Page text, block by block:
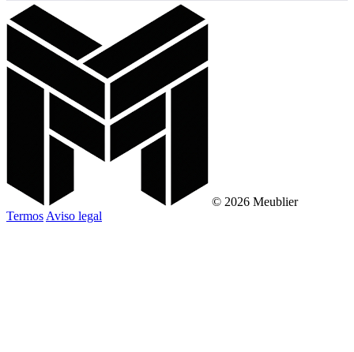
© 2026 Meublier
Termos Aviso legal